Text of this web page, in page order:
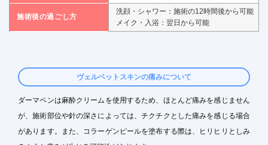
施術後の過ごし方
洗顔・シャワー：施術の12時間後から可能
メイク・入浴：翌日から可能
ヴェルベットスキンの痛みについて
ダーマペンは麻酔クリームを使用するため、ほとんど痛みを感じません
が、施術部位や針の深さによっては、チクチクとした痛みを感じる場合
があります。また、コラーゲンピールを塗布する際は、ヒリヒリとしみ